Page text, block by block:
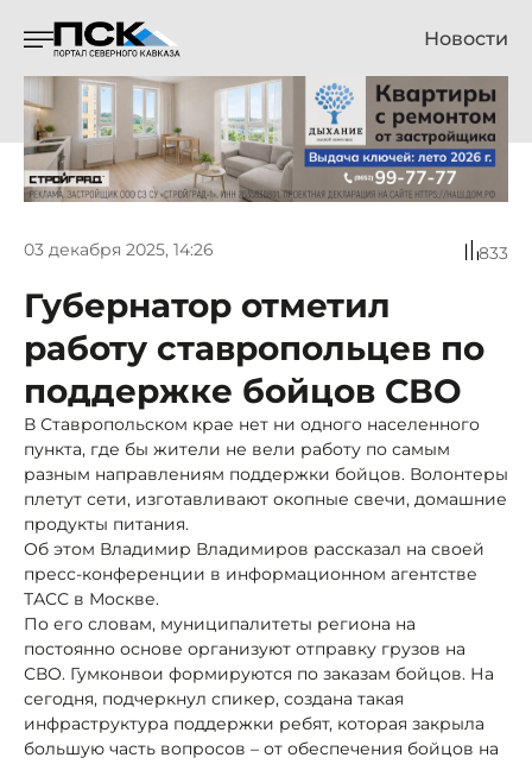
Новости
03 декабря 2025, 14:26 833
Губернатор отметил
работу ставропольцев по
поддержке бойцов СВО
В Ставропольском крае нет ни одного населенного
пункта, где бы жители не вели работу по самым
разным направлениям поддержки бойцов. Волонтеры
плетут сети, изготавливают окопные свечи, домашние
продукты питания.
Об этом Владимир Владимиров рассказал на своей
пресс-конференции в информационном агентстве
ТАСС в Москве.
По его словам, муниципалитеты региона на
постоянно основе организуют отправку грузов на
СВО. Гумконвои формируются по заказам бойцов. На
сегодня, подчеркнул спикер, создана такая
инфраструктура поддержки ребят, которая закрыла
большую часть вопросов – от обеспечения бойцов на